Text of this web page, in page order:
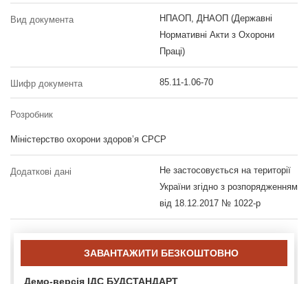
Вид документа
НПАОП, ДНАОП (Державні
Нормативні Акти з Охорони
Праці)
Шифр документа 85.11-1.06-70
Розробник
Міністерство охорони здоров’я СРСР
Додаткові дані
Не застосовується на території
України згідно з розпорядженням
від 18.12.2017 № 1022-р
ЗАВАНТАЖИТИ БЕЗКОШТОВНО
Демо-версія ІДС БУДСТАНДАРТ